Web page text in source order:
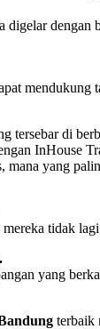
digelar dengan
tersebar di
InHouse
yang
tidak
yang
terbaik